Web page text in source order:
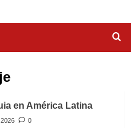
en América Latina
0